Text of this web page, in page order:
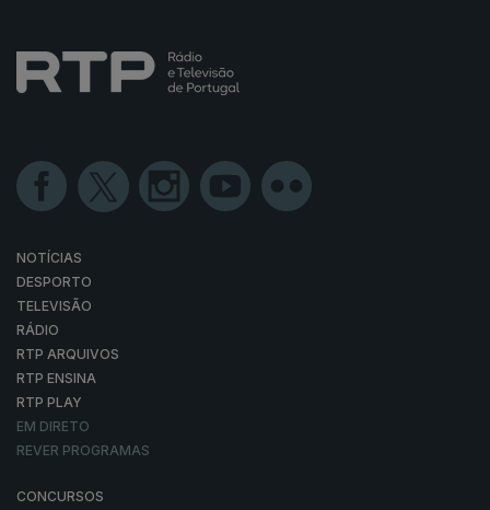
NOTÍCIAS
DESPORTO
TELEVISÃO
RÁDIO
RTP ARQUIVOS
RTP ENSINA
RTP PLAY
EM DIRETO
REVER PROGRAMAS
CONCURSOS